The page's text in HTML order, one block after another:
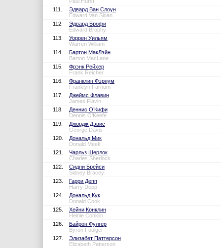
111.
Эдвард Ван Слоун
Edward Van Sloan
112.
Эдвард Брофи
Edward Brophy
113.
Уоррен Уильям
Warren William
114.
Бартон МакЛэйн
Barton MacLane
115.
Фрэнк Рейхер
Frank Reicher
116.
Франклин Фэрнум
Franklyn Farnum
117.
Джеймс Флавин
James Flavin
118.
Деннис О’Кифи
Dennis O'Keefe
119.
Джордж Дэвис
George Davis
120.
Дональд Мик
Donald Meek
121.
Чарльз Шерлок
Charles Sherlock
122.
Сидни Брейси
Sidney Bracey
123.
Гарри Депп
Harry Depp
124.
Дональд Кук
Donald Cook
125.
Хейни Конклин
Heinie Conklin
126.
Байрон Фулгер
Byron Foulger
127.
Элизабет Паттерсон
Elizabeth Patterson